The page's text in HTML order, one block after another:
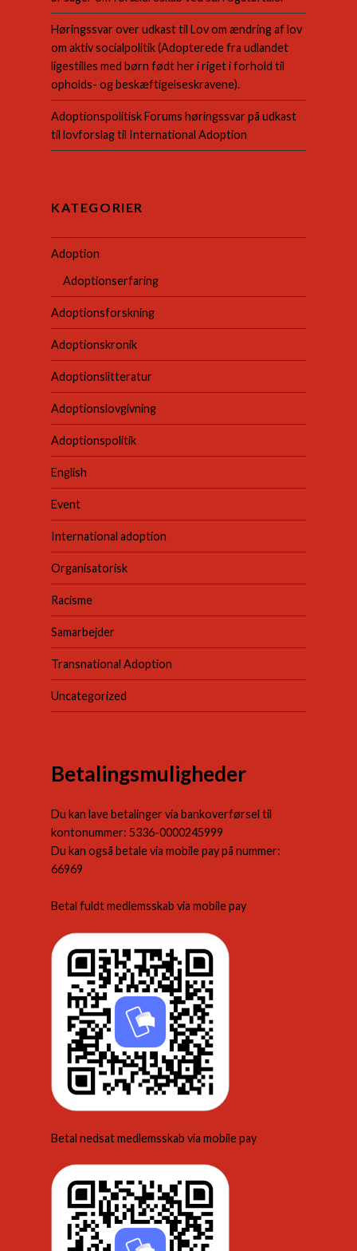
Høringssvar over udkast til Lov om ændring af lov
om aktiv socialpolitik (Adopterede fra udlandet
ligestilles med børn født her i riget i forhold til
opholds- og beskæftigelseskravene).
Adoptionspolitisk Forums høringssvar på udkast
til lovforslag til International Adoption
KATEGORIER
Adoption
Adoptionserfaring
Adoptionsforskning
Adoptionskronik
Adoptionslitteratur
Adoptionslovgivning
Adoptionspolitik
English
Event
International adoption
Organisatorisk
Racisme
Samarbejder
Transnational Adoption
Uncategorized
Betalingsmuligheder
Du kan lave betalinger via bankoverførsel til
kontonummer: 5336-0000245999
Du kan også betale via mobile pay på nummer:
66969
Betal fuldt medlemsskab via mobile pay
Betal nedsat medlemsskab via mobile pay